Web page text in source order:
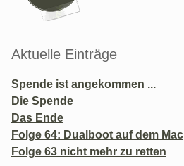
Aktuelle Einträge
Spende ist angekommen ...
Die Spende
Das Ende
Folge 64: Dualboot auf dem Mac
Folge 63 nicht mehr zu retten